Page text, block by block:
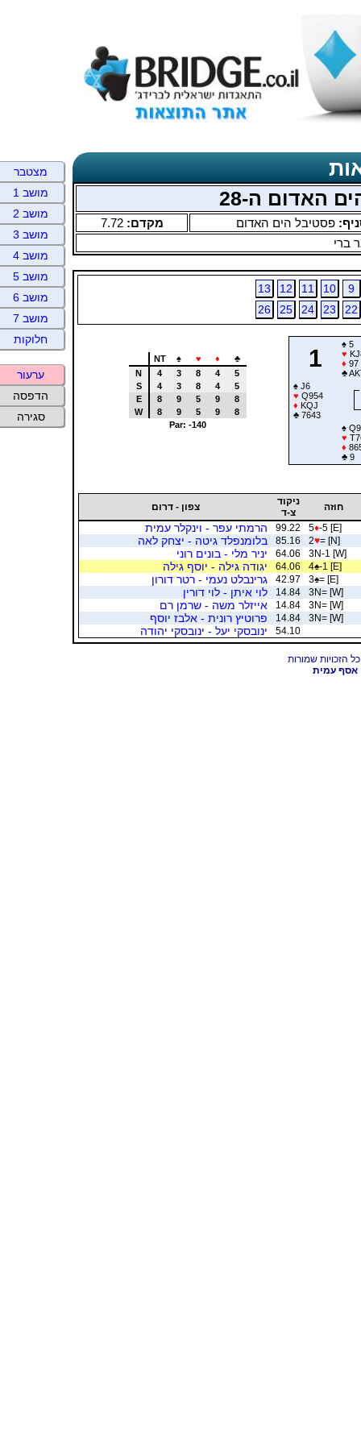
האדום ה-28
פסטיבל הים האדום מקדם:7.72
ברי
9
10
11
12
13
22
23
24
25
26
1
♠ 5
♥
♦ 97
♣
♠ J6
♥ Q954
♦ KQJ
♣ 7643
♠
♥
♦
♣ 9
NT ♠ ♥ ♦
♣
N
4 3 8 4
5
S
4 3 8 4
5
E
8 9 5 9
8
W
8 9 5 9
8
Par: -140
חוזה
ניקוד
צ-ד
צפון - דרום
5♦-5 [E]
99.22 הרמתי עפר - וינקלר עמית
2♥= [N]
85.16 בלומנפלד גיטה - יצחק לאה
3N-1 [W]
64.06 יניר מלי - בונים רוני
4♠-1 [E]
64.06 יגודה גילה - יוסף גילה
3♠= [E]
42.97 גרינבלט נעמי - רטר דורון
3N= [W]
14.84 לוי איתן - לוי דורין
3N= [W]
14.84 אייזלר משה - שרמן רם
3N= [W]
14.84 פרוטיץ רונית - אלבז יוסף
54.10 ינובסקי יעל - ינובסקי יהודה
אסף עמית
מצטבר
מושב 1
מושב 2
מושב 3
מושב 4
מושב 5
מושב 6
מושב 7
חלוקות
ערעור
הדפסה
סגירה